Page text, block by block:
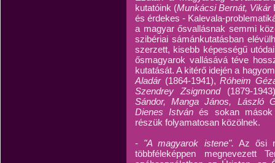
kutatóink (Munkácsi Bernát, Vikár
és érdekes - Kalevala-
a magyar ősvallásnak semmi
szibériai sámánkutatásban
szerzett, kisebb képességű
ősmagyarok vallásává téve
kutatását. A kitérő idején a
Aladár (1864-1941),Róheim
Szendrey Zsigmond (1879-
Sándor, Manga János, László
Dienes Istvánés sokan
részük folyamatosan közölnek.
- "A magyarok istene". Az ősi
többféleképpen